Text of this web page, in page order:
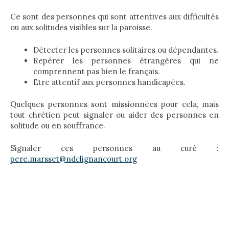
Ce sont des personnes qui sont attentives aux difficultés
ou aux solitudes visibles sur la paroisse.
Détecter les personnes solitaires ou dépendantes.
Repérer les personnes étrangères qui ne
comprennent pas bien le français.
Etre attentif aux personnes handicapées.
Quelques personnes sont missionnées pour cela, mais
tout chrétien peut signaler ou aider des personnes en
solitude ou en souffrance.
Signaler ces personnes au curé :
pere.marsset@ndclignancourt.org